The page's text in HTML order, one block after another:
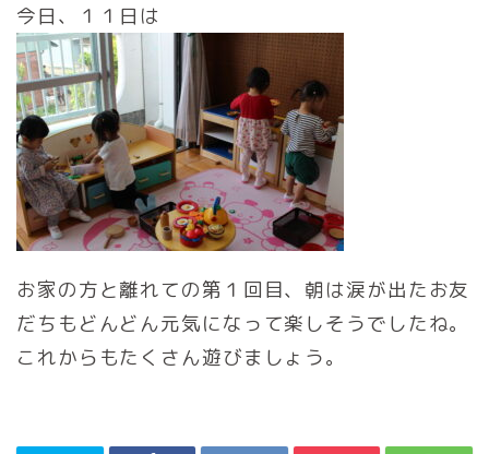
今日、１１日は
お家の方と離れての第１回目、朝は涙が出たお友
だちもどんどん元気になって楽しそうでしたね。
これからもたくさん遊びましょう。